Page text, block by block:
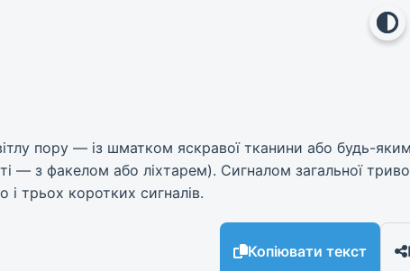
пору — із шматком яскравої тканини або будь-
з факелом або ліхтарем). Сигналом загальної
трьох коротких сигналів.
Копіювати текст